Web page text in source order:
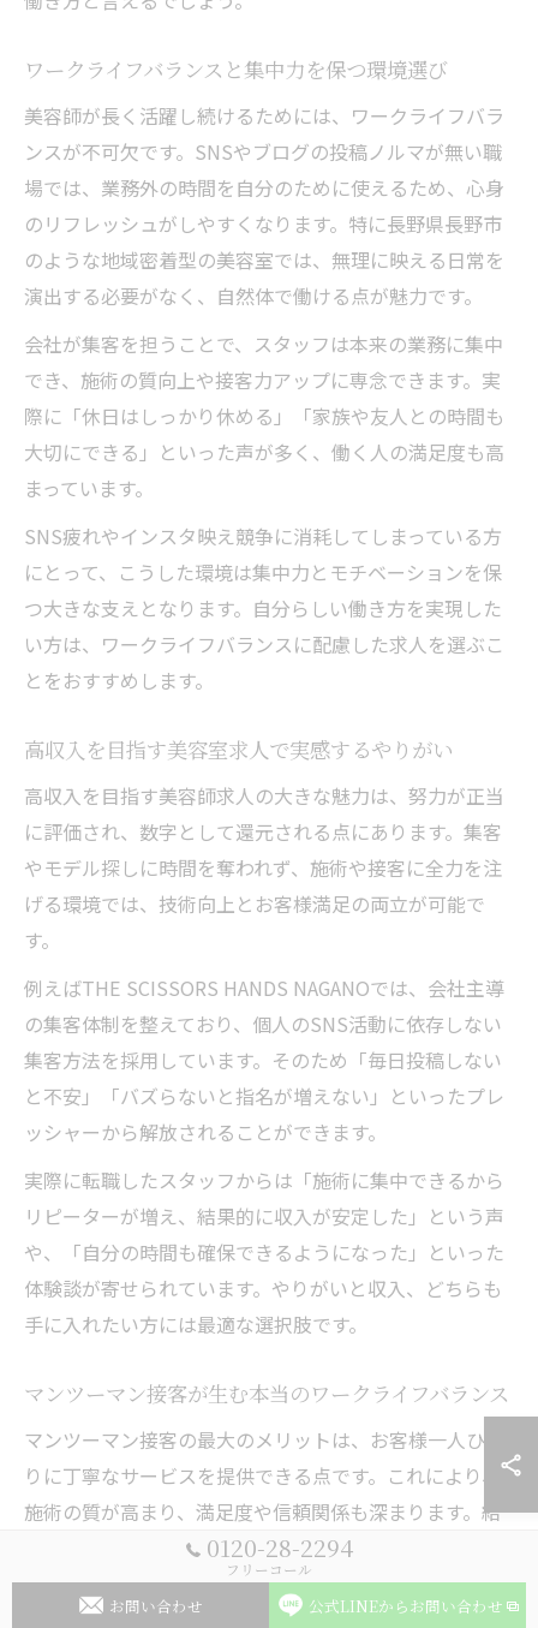
ワークライフバランスと集中力を保つ環境選び
美容師が長く活躍し続けるためには、ワークライフバラ
ンスが不可欠です。SNSやブログの投稿ノルマが無い職
場では、業務外の時間を自分のために使えるため、心身
のリフレッシュがしやすくなります。特に長野県長野市
のような地域密着型の美容室では、無理に映える日常を
演出する必要がなく、自然体で働ける点が魅力です。
会社が集客を担うことで、スタッフは本来の業務に集中
でき、施術の質向上や接客力アップに専念できます。実
際に「休日はしっかり休める」「家族や友人との時間も
大切にできる」といった声が多く、働く人の満足度も高
まっています。
SNS疲れやインスタ映え競争に消耗してしまっている方
にとって、こうした環境は集中力とモチベーションを保
つ大きな支えとなります。自分らしい働き方を実現した
い方は、ワークライフバランスに配慮した求人を選ぶこ
とをおすすめします。
高収入を目指す美容室求人で実感するやりがい
高収入を目指す美容師求人の大きな魅力は、努力が正当
に評価され、数字として還元される点にあります。集客
やモデル探しに時間を奪われず、施術や接客に全力を注
げる環境では、技術向上とお客様満足の両立が可能で
す。
例えばTHE SCISSORS HANDS NAGANOでは、会社主導
の集客体制を整えており、個人のSNS活動に依存しない
集客方法を採用しています。そのため「毎日投稿しない
と不安」「バズらないと指名が増えない」といったプレ
ッシャーから解放されることができます。
実際に転職したスタッフからは「施術に集中できるから
リピーターが増え、結果的に収入が安定した」という声
や、「自分の時間も確保できるようになった」といった
体験談が寄せられています。やりがいと収入、どちらも
手に入れたい方には最適な選択肢です。
マンツーマン接客が生む本当のワークライフバランス
マンツーマン接客の最大のメリットは、お客様一人ひと
りに丁寧なサービスを提供できる点です。これにより、
施術の質が高まり、満足度や信頼関係も深まります。結
果として、無理な営業活動やSNS投稿に頼らずとも、自
然な形でリピーターが増えていきます。
0120-28-2294
フリーコール
お問い合わせ 公式LINEからお問い合わせ